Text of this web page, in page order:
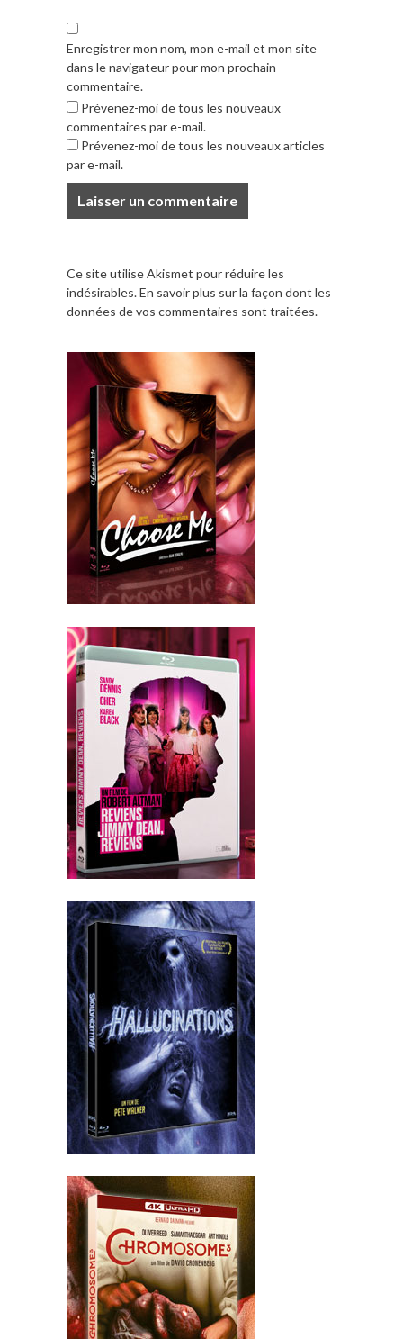
Enregistrer mon nom, mon e-mail et mon site
dans le navigateur pour mon prochain
commentaire.
Prévenez-moi de tous les nouveaux
commentaires par e-mail.
Prévenez-moi de tous les nouveaux articles
par e-mail.
Ce site utilise Akismet pour réduire les
indésirables.En savoir plus sur la façon dont les
données de vos commentaires sont traitées.